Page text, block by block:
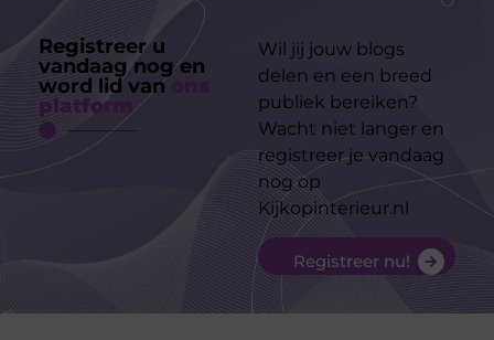
Registreer u
vandaag nog en
word lid van
platform
Wil jij jouw blogs
delen en een breed
publiek bereiken?
Wacht niet langer en
registreer je vandaag
nog op
Kijkopinterieur.nl
Registreer nu!